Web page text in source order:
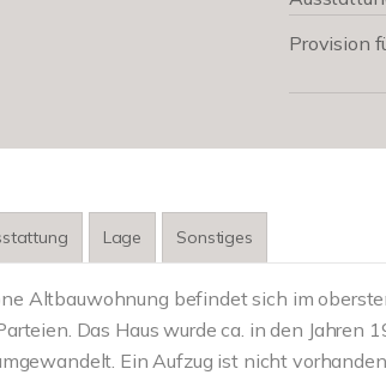
Provision
Lage Sonstiges
Altbauwohnung befindet sich im
Das Haus wurde ca. in den Jahren
Ein Aufzug ist nicht